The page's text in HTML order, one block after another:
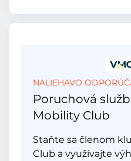
NALIEHAVO
Poruchová
Mobility Club
Staňte sa členom
Club a využívajte